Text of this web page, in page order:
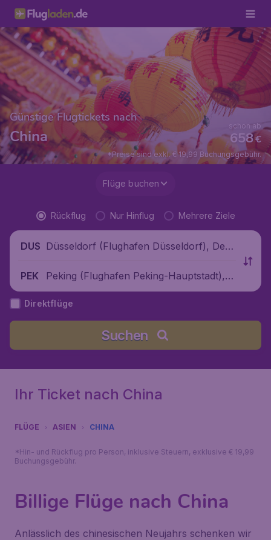
Günstige Flugtickets nach
China €
658
schon ab
*Preise sind exkl. € 19,99 Buchungsgebühr.
Flüge buchen
Rückflug Nur Hinflug Mehrere Ziele
DUS Düsseldorf (Flughafen Düsseldorf), Deut
PEK
Peking (Flughafen Peking-Hauptstadt), C
hina
Direktflüge
Suchen
Ihr Ticket nach China
FLÜGE ASIEN CHINA
*Hin- und Rückflug pro Person, inklusive Steuern, exklusive € 19,99
Buchungsgebühr.
Billige Flüge nach China
Anlässlich des chinesischen Neujahrs schenken wir